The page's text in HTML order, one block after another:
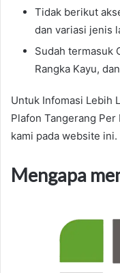
Tidak berikut
dan variasi jenis
Sudah termasuk
Rangka Kayu,
Untuk Infomasi Lebih
Plafon Tangerang
kami pada website ini.
Mengapa